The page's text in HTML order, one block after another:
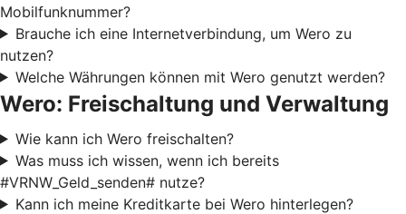
Mobilfunknummer?
Brauche ich eine Internetverbindung, um Wero zu
nutzen?
Welche Währungen können mit Wero genutzt werden?
Wero: Freischaltung und Verwaltung
Wie kann ich Wero freischalten?
Was muss ich wissen, wenn ich bereits
#VRNW_Geld_senden# nutze?
Kann ich meine Kreditkarte bei Wero hinterlegen?